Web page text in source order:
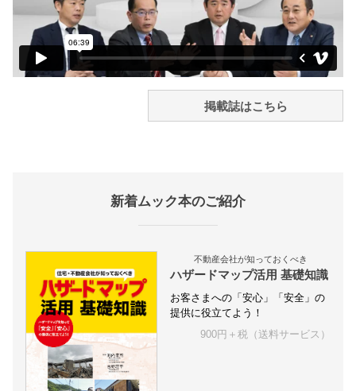
掲載誌はこちら
新着ムック本のご紹介
不動産会社が知っておくべき
ハザードマップ活用 基礎知識
お客さまへの「安心」「安全」の
提供に役立てよう！
900円＋税（送料サービス）